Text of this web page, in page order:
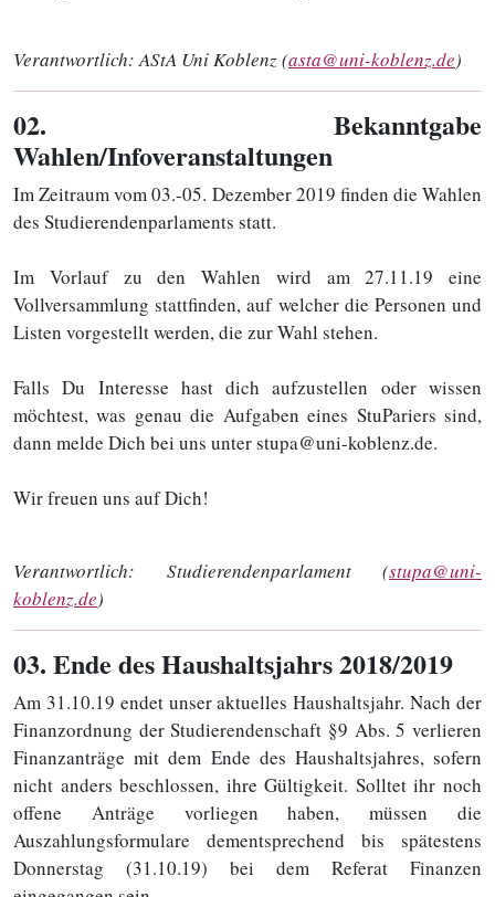
Verantwortlich:AStA Uni Koblenz (asta@uni-koblenz.de)
02. Bekanntgabe
Wahlen/Infoveranstaltungen
Im Zeitraum vom 03.-05. Dezember 2019 finden die Wahlen
des Studierendenparlaments statt.
Im Vorlauf zu den Wahlen wird am 27.11.19 eine
Vollversammlung stattfinden, auf welcher die Personen und
Listen vorgestellt werden, die zur Wahl stehen.
Falls Du Interesse hast dich aufzustellen oder wissen
möchtest, was genau die Aufgaben eines StuPariers sind,
dann melde Dich bei uns unter stupa@uni-koblenz.de.
Wir freuen uns auf Dich!
Verantwortlich: Studierendenparlament (stupa@uni-
koblenz.de)
03. Ende des Haushaltsjahrs 2018/2019
Am 31.10.19 endet unser aktuelles Haushaltsjahr. Nach der
Finanzordnung der Studierendenschaft §9 Abs. 5 verlieren
Finanzanträge mit dem Ende des Haushaltsjahres, sofern
nicht anders beschlossen, ihre Gültigkeit. Solltet ihr noch
offene Anträge vorliegen haben, müssen die
Auszahlungsformulare dementsprechend bis spätestens
Donnerstag (31.10.19) bei dem Referat Finanzen